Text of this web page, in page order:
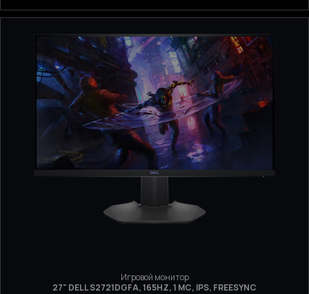
Игровой монитор
27" DELL S2721DGFA, 165HZ, 1 МС, IPS, FREESYNC